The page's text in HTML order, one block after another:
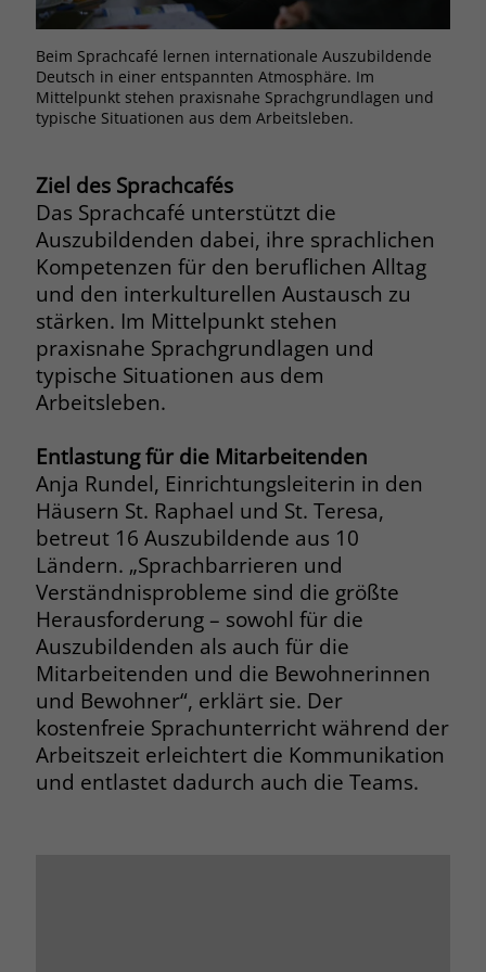
Beim Sprachcafé lernen internationale Auszubildende
Deutsch in einer entspannten Atmosphäre. Im
Mittelpunkt stehen praxisnahe Sprachgrundlagen und
typische Situationen aus dem Arbeitsleben.
Ziel des Sprachcafés
Das Sprachcafé unterstützt die
Auszubildenden dabei, ihre sprachlichen
Kompetenzen für den beruflichen Alltag
und den interkulturellen Austausch zu
stärken. Im Mittelpunkt stehen
praxisnahe Sprachgrundlagen und
typische Situationen aus dem
Arbeitsleben.
Entlastung für die Mitarbeitenden
Anja Rundel, Einrichtungsleiterin in den
Häusern St. Raphael und St. Teresa,
betreut 16 Auszubildende aus 10
Ländern. „Sprachbarrieren und
Verständnisprobleme sind die größte
Herausforderung – sowohl für die
Auszubildenden als auch für die
Mitarbeitenden und die Bewohnerinnen
und Bewohner“, erklärt sie. Der
kostenfreie Sprachunterricht während der
Arbeitszeit erleichtert die Kommunikation
und entlastet dadurch auch die Teams.
Name PHPSESSID
Anbieter stiftung-liebenau.de
Zweck
Behält die Zustände des Benutzers bei
allen Seitenanfragen bei.
Name cookie_optin
Anbieter www.stiftung-liebenau.de
Laufzeit 1 Monat
zum Cookie Opt-In
Name __cf_bm
Anbieter .fonts.net
Laufzeit 30 Minuten
Zweck
This cookie, set by Cloudflare, is used to
support Cloudflare Bot Management.
Name JSessionID
Zweck
Browsers und die Einstellungen
Dadurch wird gewährleistet, dass
Aktionen, die bei späteren Besuchen
derselben Website durchgeführt
Name _clsk
Anbieter www.clarity.ms
Laufzeit 1 Jahr
Microsoft Clarity setzt dieses Cookie,
um die Seitenaufrufe eines Benutzers
Sitzungsaufzeichnung
zusammenzufassen.
Name _gcl_au
Anbieter Google Ads
Laufzeit 90 Tage
Zweck Enthält eine zufallsgenerierte User-ID.
Name _gcl_aw
Anbieter Google Ads